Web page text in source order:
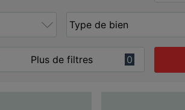
Plus de filtres 0